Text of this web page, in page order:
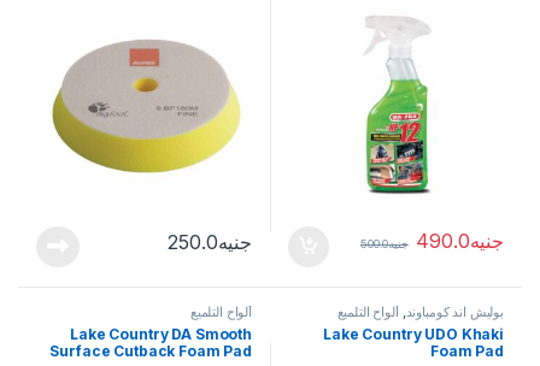
جنيه490.0 جنيه500.0 جنيه250.0
بوليش اند كومباوند,ألواح التلميع
Lake Country UDO Khaki
Foam Pad
ألواح التلميع
Lake Country DA Smooth
Surface Cutback Foam Pad